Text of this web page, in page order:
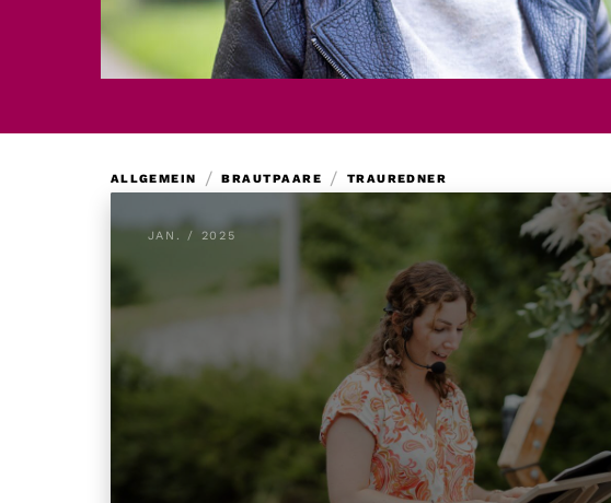
ALLGEMEIN / BRAUTPAARE / TRAUREDNER
JAN. / 2025